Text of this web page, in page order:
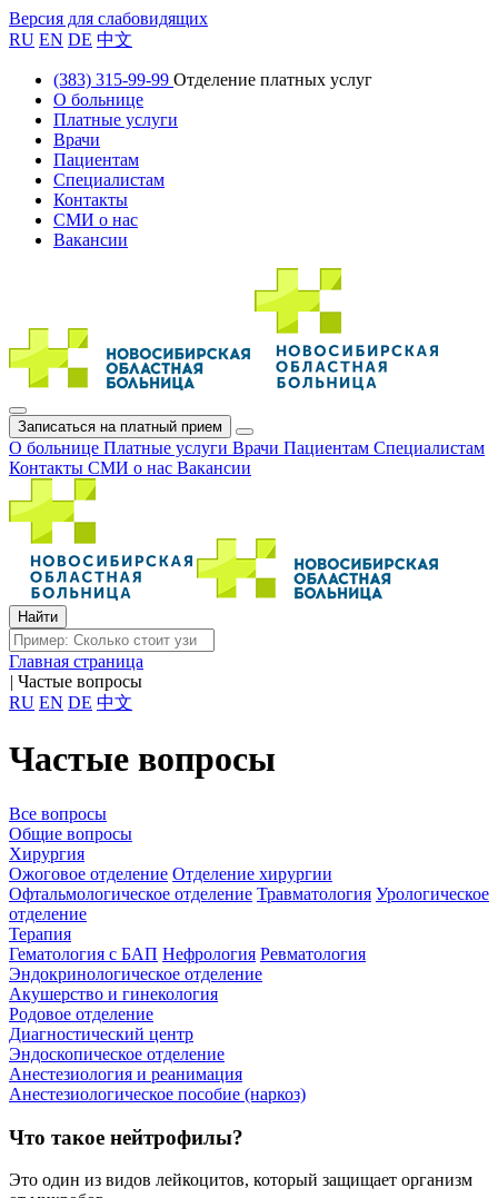
Версия для слабовидящих
RU EN DE 中文
(383) 315-99-99 Отделение платных услуг
О больнице
Платные услуги
Врачи
Пациентам
Специалистам
Контакты
СМИ о нас
Вакансии
Записаться на платный прием
О больнице Платные услуги Врачи Пациентам Специалистам
Контакты СМИ о нас Вакансии
Главная страница
| Частые вопросы
RU EN DE 中文
Частые вопросы
Все вопросы
Общие вопросы
Хирургия
Ожоговое отделение Отделение хирургии
Офтальмологическое отделение Травматология Урологическое
отделение
Терапия
Гематология с БАП Нефрология Ревматология
Эндокринологическое отделение
Акушерство и гинекология
Родовое отделение
Диагностический центр
Эндоскопическое отделение
Анестезиология и реанимация
Анестезиологическое пособие (наркоз)
Что такое нейтрофилы?
Это один из видов лейкоцитов, который защищает организм